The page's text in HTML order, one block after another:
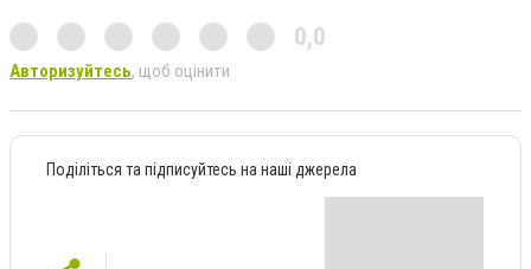
0,0
Авторизуйтесь, щоб оцінити
Поділіться та підписуйтесь на наші джерела